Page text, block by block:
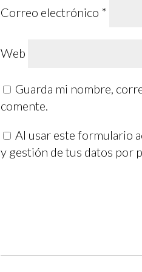
Correo electrónico *
Web
Guarda mi nombre,
comente.
Al usar este formulario
y gestión de tus datos por